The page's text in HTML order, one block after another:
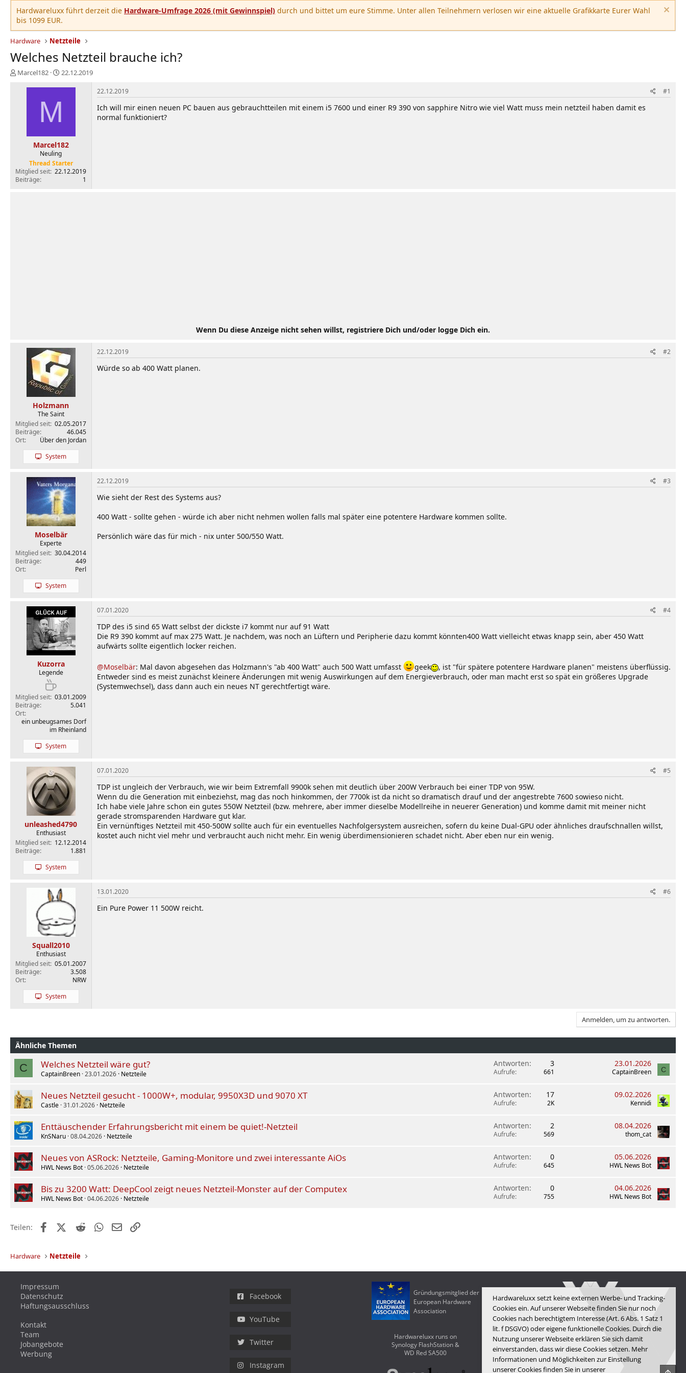
Hardwareluxx führt derzeit die Hardware-Umfrage 2026 (mit Gewinnspiel) durch und bittet um eure Stimme. Unter allen Teilnehmern verlosen wir eine aktuelle Grafikkarte Eurer Wahl
bis 1099 EUR.
Hardware Netzteile
Welches Netzteil brauche ich?
E
Marcel182
E
s
t
t
a
m
22.12.2019
M
Marcel182
Neuling
Thread Starter
Mitglied seit 22.12.2019
Beiträge
1
22.12.2019 #1
Ich will mir einen neuen PC bauen aus gebrauchtteilen mit einem i5 7600 und einer R9 390 von sapphire Nitro wie viel Watt muss mein netzteil haben damit es
normal funktioniert?
Wenn Du diese Anzeige nicht sehen willst, registriere Dich und/oder logge Dich ein.
Holzmann
The Saint
Mitglied seit 02.05.2017
Beiträge
46.045
Ort
Über den Jordan
System
22.12.2019 #2
Würde so ab 400 Watt planen.
Moselbär
Experte
Mitglied seit 30.04.2014
Beiträge
449
Ort
Perl
System
22.12.2019 #3
Wie sieht der Rest des Systems aus?
400 Watt - sollte gehen - würde ich aber nicht nehmen wollen falls mal später eine potentere Hardware kommen sollte.
Persönlich wäre das für mich - nix unter 500/550 Watt.
Kuzorra
Legende
Mitglied seit 03.01.2009
Beiträge
5.041
Ort
ein unbeugsames Dorf
im Rheinland
System
07.01.2020 #4
TDP des i5 sind 65 Watt selbst der dickste i7 kommt nur auf 91 Watt
Die R9 390 kommt auf max 275 Watt. Je nachdem, was noch an Lüftern und Peripherie dazu kommt könnten400 Watt vielleicht etwas knapp sein, aber 450 Watt
aufwärts sollte eigentlich locker reichen.
@Moselbär: Mal davon abgesehen das Holzmann's "ab 400 Watt" auch 500 Watt umfasst geek
, ist "für spätere potentere Hardware planen" meistens überflüssig.
Entweder sind es meist zunächst kleinere Änderungen mit wenig Auswirkungen auf dem Energieverbrauch, oder man macht erst so spät ein größeres Upgrade
(Systemwechsel), dass dann auch ein neues NT gerechtfertigt wäre.
unleashed4790
Enthusiast
Mitglied seit 12.12.2014
Beiträge
1.881
System
07.01.2020 #5
TDP ist ungleich der Verbrauch, wie wir beim Extremfall 9900k sehen mit deutlich über 200W Verbrauch bei einer TDP von 95W.
Wenn du die Generation mit einbeziehst, mag das noch hinkommen, der 7700k ist da nicht so dramatisch drauf und der angestrebte 7600 sowieso nicht.
Ich habe viele Jahre schon ein gutes 550W Netzteil (bzw. mehrere, aber immer dieselbe Modellreihe in neuerer Generation) und komme damit mit meiner nicht
gerade stromsparenden Hardware gut klar.
Ein vernünftiges Netzteil mit 450-500W sollte auch für ein eventuelles Nachfolgersystem ausreichen, sofern du keine Dual-GPU oder ähnliches draufschnallen willst,
kostet auch nicht viel mehr und verbraucht auch nicht mehr. Ein wenig überdimensionieren schadet nicht. Aber eben nur ein wenig.
Squall2010
Enthusiast
Mitglied seit 05.01.2007
Beiträge
3.508
Ort
NRW
System
13.01.2020 #6
Ein Pure Power 11 500W reicht.
Anmelden, um zu antworten.
Ähnliche Themen
C Welches Netzteil wäre gut?
CaptainBreen 23.01.2026 Netzteile
Antworten 3
Aufrufe 661
23.01.2026
CaptainBreen C
Neues Netzteil gesucht - 1000W+, modular, 9950X3D und 9070 XT
Castle 31.01.2026 Netzteile
Antworten 17
Aufrufe 2K
09.02.2026
Kennidi
Enttäuschender Erfahrungsbericht mit einem be quiet!-Netzteil
KnSNaru 08.04.2026 Netzteile
Antworten 2
Aufrufe 569
08.04.2026
thom_cat
Neues von ASRock: Netzteile, Gaming-Monitore und zwei interessante AiOs
HWL News Bot 05.06.2026 Netzteile
Antworten 0
Aufrufe 645
05.06.2026
HWL News Bot
Bis zu 3200 Watt: DeepCool zeigt neues Netzteil-Monster auf der Computex
HWL News Bot 04.06.2026 Netzteile
Antworten 0
Aufrufe 755
04.06.2026
HWL News Bot
Teilen: FacebookX (Twitter)
Reddit WhatsApp
E-Mail
Hardware Netzteile
Impressum
Datenschutz
Haftungsausschluss
Kontakt
Team
Jobangebote
Werbung
Facebook
YouTube
Twitter
Instagram
Gründungsmitglied der
European Hardware
Association
Hardwareluxx runs on
Synology FlashStation &
WD Red SA500
Hardwareluxx Media GmbH
© Copyright 2025 Hardwareluxx Media GmbH
Hardwareluxx setzt keine externen Werbe- und Tracking-
Cookies ein. Auf unserer Webseite finden Sie nur noch
Cookies nach berechtigtem Interesse (Art. 6 Abs. 1 Satz 1
lit. f DSGVO) oder eigene funktionelle Cookies. Durch die
Nutzung unserer Webseite erklären Sie sich damit
einverstanden, dass wir diese Cookies setzen. Mehr
Informationen und Möglichkeiten zur Einstellung
unserer Cookies finden Sie in unserer